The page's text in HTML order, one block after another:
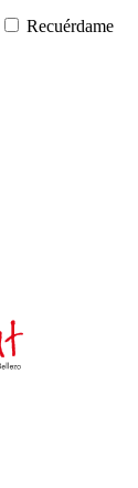
Recuérdame